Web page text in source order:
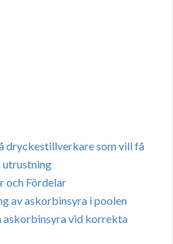
dryckestillverkare som vill få
utrustning
och Fördelar
av askorbinsyra i poolen
vid korrekta